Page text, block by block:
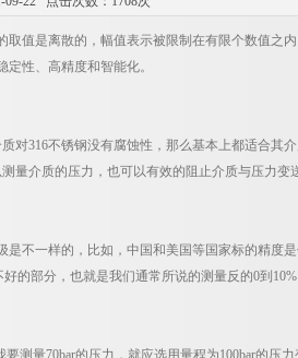
值是离散的，幅值表示被限制在有限个数值之
性、高精度和智能化。
316不锈钢没有腐蚀性，那么基本上都适合其介
介质的压力，也可以有效的阻止介质与压力变
一样的，比如，中国和美国等国家标的精度
的部分，也就是我们通常所说的测量反的0到
量70bar的压力，就应选用量程为100bar的压力